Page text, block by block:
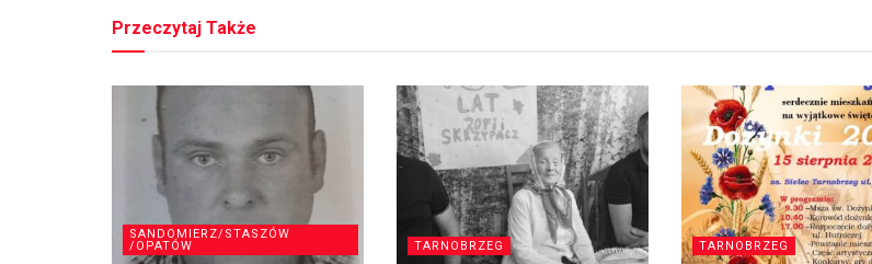
Przeczytaj Także
SANDOMIERZ/STASZÓW
/OPATÓW
TARNOBRZEG TARNOBRZEG